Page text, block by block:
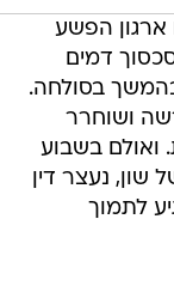
ארגון הפשע
דמים
בסולחה.
ושוחרר
ואולם בשבוע
נעצר דין
לתמוך